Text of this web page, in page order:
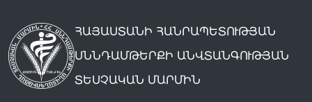
ՀԱՅԱՍՏԱՆԻ ՀԱՆՐԱՊԵՏՈՒԹՅԱՆ
ՍՆՆԴԱՄԹԵՐՔԻ ԱՆՎՏԱՆԳՈՒԹՅԱՆ
ՏԵՍՉԱԿԱՆ ՄԱՐՄԻՆ